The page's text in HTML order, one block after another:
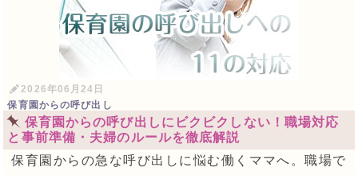
2026年06月24日
保育園からの呼び出し
保育園からの呼び出しにビクビクしない！職場対応
と事前準備・夫婦のルールを徹底解説
保育園からの急な呼び出しに悩む働くママへ。職場で